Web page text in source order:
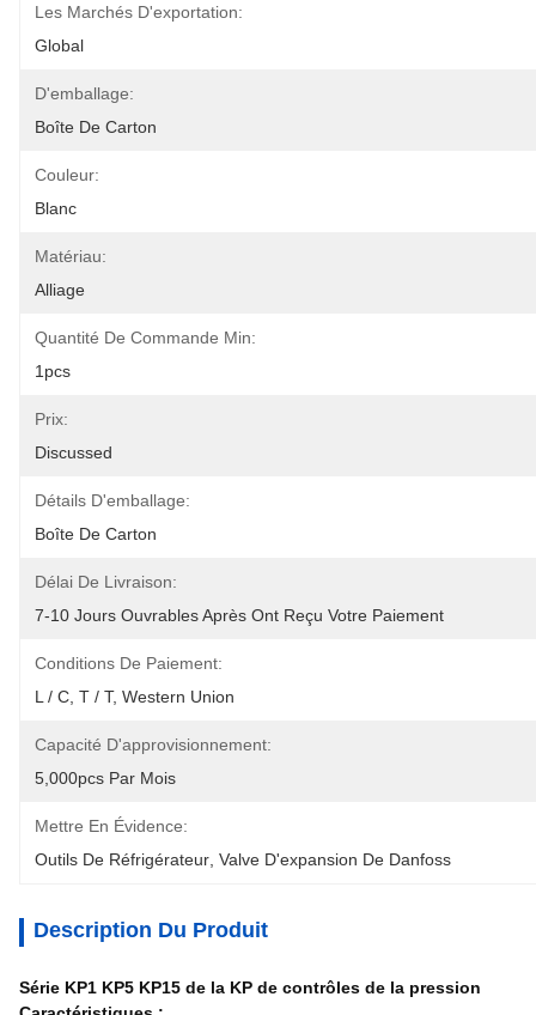
Les Marchés D'exportation:
Global
D'emballage:
Boîte De Carton
Couleur:
Blanc
Matériau:
Alliage
Quantité De Commande Min:
1pcs
Prix:
Discussed
Détails D'emballage:
Boîte De Carton
Délai De Livraison:
7-10 Jours Ouvrables Après Ont Reçu Votre Paiement
Conditions De Paiement:
L / C, T / T, Western Union
Capacité D'approvisionnement:
5,000pcs Par Mois
Mettre En Évidence:
Outils De Réfrigérateur Valve D'expansion De Danfoss
Description Du Produit
Série KP1 KP5 KP15 de la KP de contrôles de la pression